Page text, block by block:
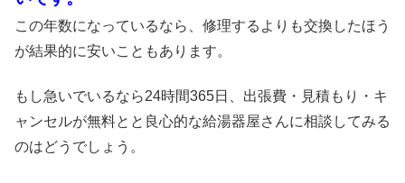
この年数になっているなら、修理するよりも交換したほう
が結果的に安いこともあります。
もし急いでいるなら24時間365日、出張費・見積もり・キ
ャンセルが無料とと良心的な給湯器屋さんに相談してみる
のはどうでしょう。